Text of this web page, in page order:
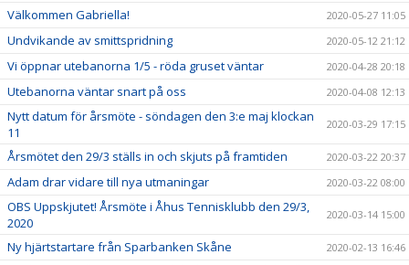
Välkommen Gabriella! 2020-05-27 11:05
Undvikande av smittspridning 2020-05-12 21:12
Vi öppnar utebanorna 1/5 - röda gruset väntar 2020-04-28 20:18
Utebanorna väntar snart på oss 2020-04-08 12:13
Nytt datum för årsmöte - söndagen den 3:e maj klockan
11
2020-03-29 17:15
Årsmötet den 29/3 ställs in och skjuts på framtiden 2020-03-22 20:37
Adam drar vidare till nya utmaningar 2020-03-22 08:00
OBS Uppskjutet! Årsmöte i Åhus Tennisklubb den 29/3,
2020
2020-03-14 15:00
Ny hjärtstartare från Sparbanken Skåne 2020-02-13 16:46